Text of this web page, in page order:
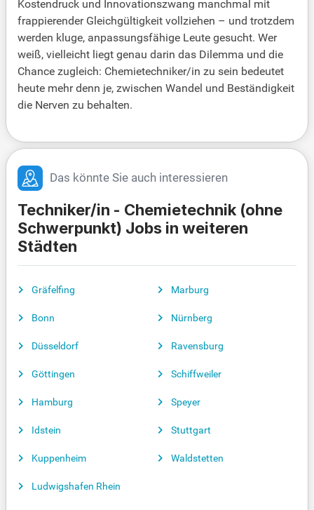
Kostendruck und Innovationszwang manchmal mit
frappierender Gleichgültigkeit vollziehen – und trotzdem
werden kluge, anpassungsfähige Leute gesucht. Wer
weiß, vielleicht liegt genau darin das Dilemma und die
Chance zugleich: Chemietechniker/in zu sein bedeutet
heute mehr denn je, zwischen Wandel und Beständigkeit
die Nerven zu behalten.
Das könnte Sie auch interessieren
Techniker/in - Chemietechnik (ohne
Schwerpunkt) Jobs in weiteren
Städten
Gräfelfing
Bonn
Düsseldorf
Göttingen
Hamburg
Idstein
Kuppenheim
Ludwigshafen Rhein
Marburg
Nürnberg
Ravensburg
Schiffweiler
Speyer
Stuttgart
Waldstetten